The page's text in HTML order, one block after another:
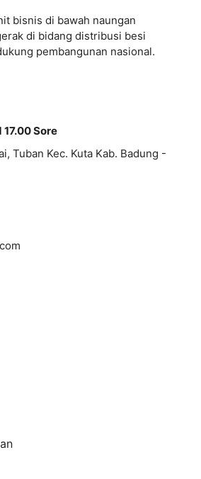
bisnis di bawah naungan
di bidang distribusi besi
pembangunan nasional.
Sore
Tuban Kec. Kuta Kab. Badung -